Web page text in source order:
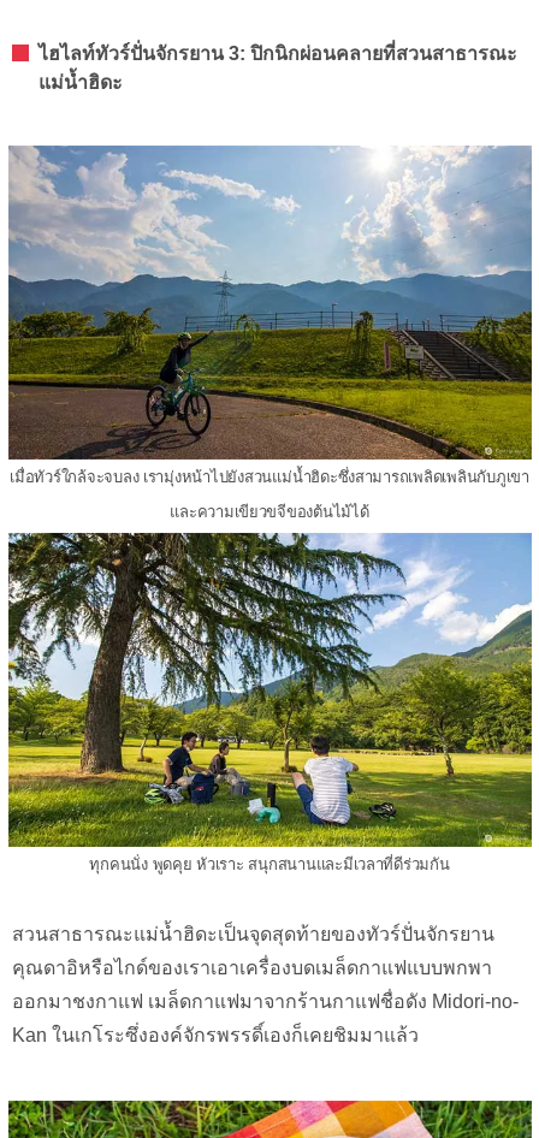
ไฮไลท์ทัวร์ปั่นจักรยาน 3: ปิกนิกผ่อนคลายที่สวนสาธารณะ
แม่น้ำฮิดะ
เมื่อทัวร์ใกล้จะจบลง เรามุ่งหน้าไปยังสวนแม่น้ำฮิดะซึ่งสามารถเพลิดเพลินกับภูเขา
และความเขียวขจีของต้นไม้ได้
ทุกคนนั่ง พูดคุย หัวเราะ สนุกสนานและมีเวลาที่ดีร่วมกัน
สวนสาธารณะแม่น้ำฮิดะเป็นจุดสุดท้ายของทัวร์ปั่นจักรยาน
คุณดาอิหรือไกด์ของเราเอาเครื่องบดเมล็ดกาแฟแบบพกพา
ออกมาชงกาแฟ เมล็ดกาแฟมาจากร้านกาแฟชื่อดัง Midori-no-
Kan ในเกโระซึ่งองค์จักรพรรดิ์เองก็เคยชิมมาแล้ว